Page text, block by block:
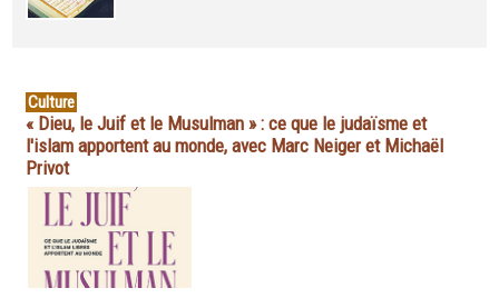
Culture
« Dieu, le Juif et le Musulman » : ce que le judaïsme et
l'islam apportent au monde, avec Marc Neiger et Michaël
Privot